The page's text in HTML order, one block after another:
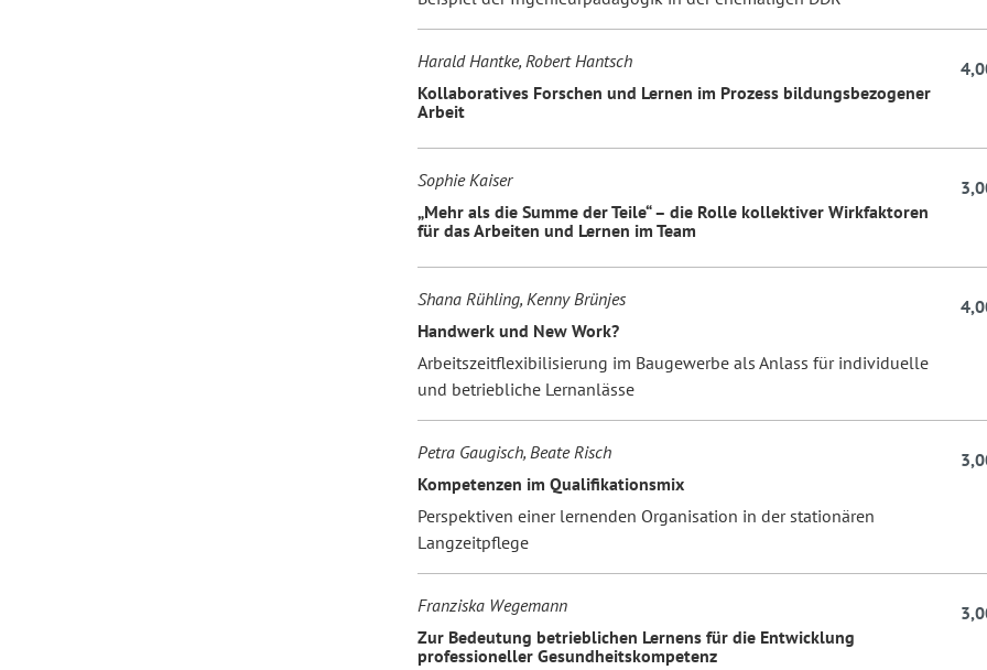
Harald Hantke, Robert Hantsch
Kollaboratives Forschen und Lernen im Prozess bildungsbezogener
Arbeit
Sophie Kaiser
„Mehr als die Summe der Teile“ – die Rolle kollektiver Wirkfaktoren
für das Arbeiten und Lernen im Team
Shana Rühling, Kenny Brünjes
Handwerk und New Work?
Arbeitszeitflexibilisierung im Baugewerbe als Anlass für individuelle
und betriebliche Lernanlässe
Petra Gaugisch, Beate Risch
Kompetenzen im Qualifikationsmix
Perspektiven einer lernenden Organisation in der stationären
Langzeitpflege
Franziska Wegemann
Zur Bedeutung betrieblichen Lernens für die Entwicklung
professioneller Gesundheitskompetenz